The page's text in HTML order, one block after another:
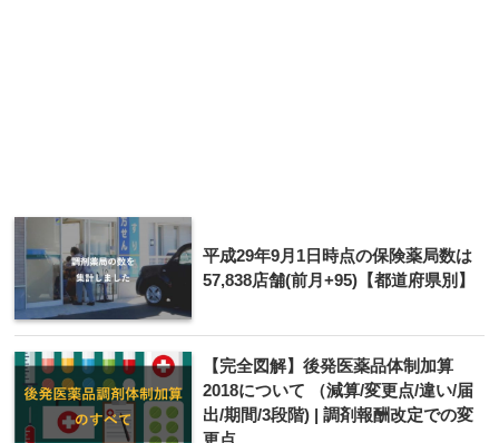
平成29年9月1日時点の保険薬局数は
57,838店舗(前月+95)【都道府県別】
【完全図解】後発医薬品体制加算
2018について （減算/変更点/違い/届
出/期間/3段階) | 調剤報酬改定での変